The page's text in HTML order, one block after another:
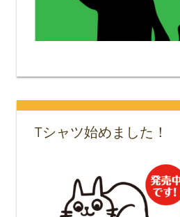
Tシャツ始めました！